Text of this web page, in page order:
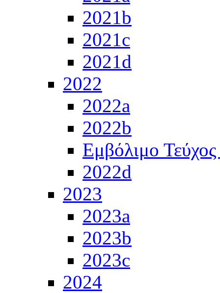
2021b
2021c
2021d
2022
2022a
2022b
Εμβόλιμο
2022d
2023
2023a
2023b
2023c
2024